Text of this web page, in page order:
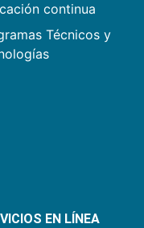
continua
Técnicos y
EN LÍNEA